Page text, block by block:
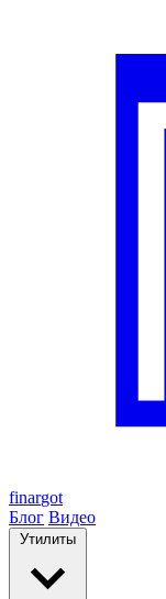
finargot
Блог Видео
Утилиты